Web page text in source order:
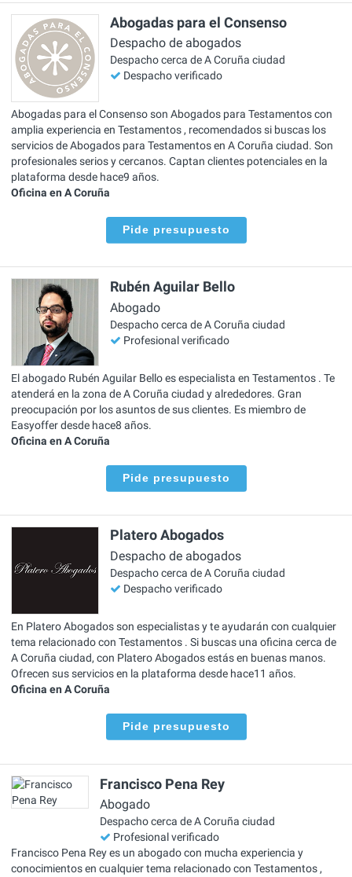
Abogadas para el Consenso
Despacho de abogados
Despacho cerca de A Coruña ciudad
Despacho verificado
Abogadas para el Consenso son Abogados para Testamentos con
amplia experiencia en Testamentos , recomendados si buscas los
servicios de Abogados para Testamentos en A Coruña ciudad. Son
profesionales serios y cercanos. Captan clientes potenciales en la
plataforma desde hace9 años.
Oficina en A Coruña
Pide presupuesto
Rubén Aguilar Bello
Abogado
Despacho cerca de A Coruña ciudad
Profesional verificado
El abogado Rubén Aguilar Bello es especialista en Testamentos . Te
atenderá en la zona de A Coruña ciudad y alrededores. Gran
preocupación por los asuntos de sus clientes. Es miembro de
Easyoffer desde hace8 años.
Oficina en A Coruña
Pide presupuesto
Platero Abogados
Despacho de abogados
Despacho cerca de A Coruña ciudad
Despacho verificado
En Platero Abogados son especialistas y te ayudarán con cualquier
tema relacionado con Testamentos . Si buscas una oficina cerca de
A Coruña ciudad, con Platero Abogados estás en buenas manos.
Ofrecen sus servicios en la plataforma desde hace11 años.
Oficina en A Coruña
Pide presupuesto
Francisco Pena Rey
Abogado
Despacho cerca de A Coruña ciudad
Profesional verificado
Francisco Pena Rey es un abogado con mucha experiencia y
conocimientos en cualquier tema relacionado con Testamentos ,